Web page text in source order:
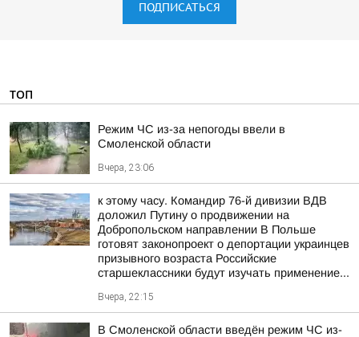
ПОДПИСАТЬСЯ
ТОП
Режим ЧС из-за непогоды ввели в
Смоленской области
Вчера, 23:06
к этому часу. Командир 76-й дивизии ВДВ
доложил Путину о продвижении на
Добропольском направлении В Польше
готовят законопроект о депортации украинцев
призывного возраста Российские
старшеклассники будут изучать применение...
Вчера, 22:15
В Смоленской области введён режим ЧС из-